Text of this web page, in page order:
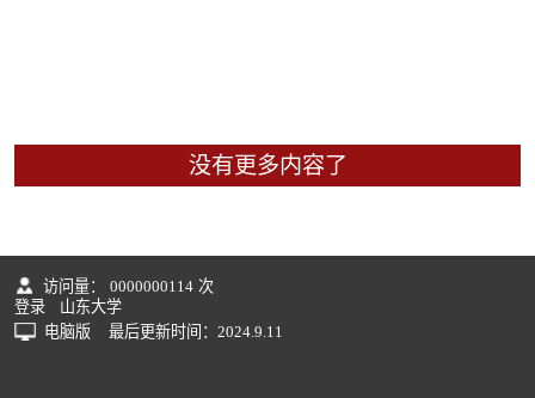
没有更多内容了
访问量： 0000000114 次
登录
山东大学
电脑版
最后更新时间： 2024. 9 11